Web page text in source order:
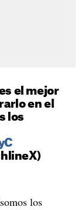
el mejor
en el
los
los